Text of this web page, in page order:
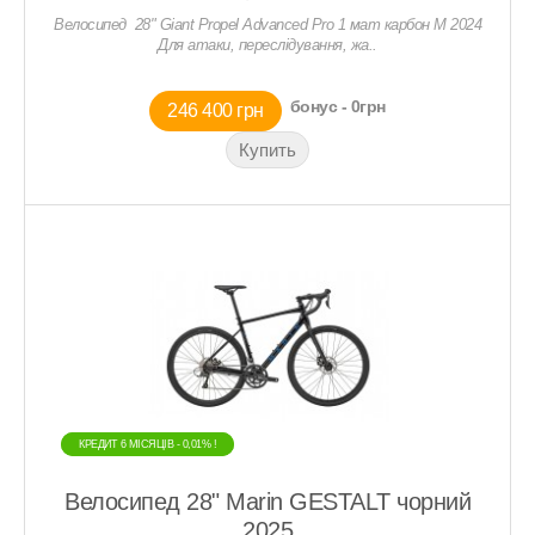
Велосипед 28" Giant Propel Advanced Pro 1 мат карбон M 2024
Для атаки, переслідування, жа..
246 400 грн бонус - 0грн
КРЕДИТ 6 МIСЯЦIВ - 0,01% !
КРЕДИТ 6 МIСЯЦIВ - 0,01% !
Велосипед 28" Marin GESTALT чорний